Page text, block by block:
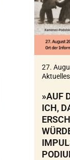
27.
Aktuelles
»AUF
ICH,